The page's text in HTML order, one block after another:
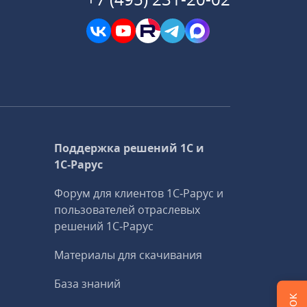
Поддержка решений 1С и
1С‑Рарус
Форум для клиентов 1С‑Рарус и
пользователей отраслевых
решений 1С‑Рарус
Материалы для скачивания
База знаний